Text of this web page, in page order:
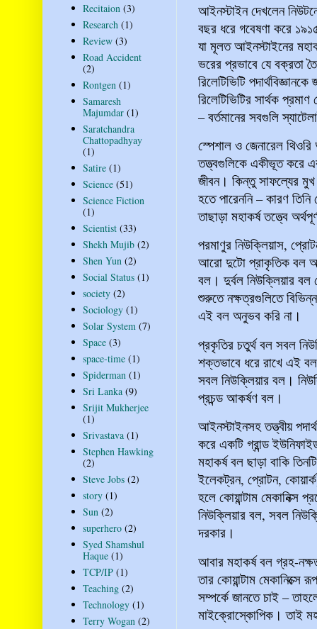
আইনস্টাইন দেখলেন
বছর ধরে গবেষণা করে
যা মূলত আইনস্টাইনের
ভরের প্রভাবে যে বক্রতা
রিলেটিভিটি
রিলেটিভিটির সার্থক
– বর্তমানের সবগুলি
স্পেশাল ও জেনারেল
তত্ত্বগুলিকে একীভূত করে
জীবন। কিন্তু সাফল্যের মুখ
হতে পারেননি – কারণ তিনি
তাছাড়া মহাকর্ষ তত্ত্বে
পরমাণুর নিউক্লিয়াস,
আরো দুটো প্রাকৃতিক বল
বল। দুর্বল নিউক্লিয়ার বল
শুরুতে নক্ষত্রগুলিতে
এই বল অনুভব করি না।
প্রকৃতির চতুর্থ বল সবল
শক্তভাবে ধরে রাখে এই
সবল নিউক্লিয়ার বল।
প্রচন্ড আকর্ষণ বল।
আইনস্টাইনসহ তত্ত্বীয়
করে একটি গ্রান্ড
মহাকর্ষ বল ছাড়া বাকি
ইলেকট্রন, প্রোটন,
হলে কোয়ান্টাম
নিউক্লিয়ার বল, সবল
দরকার।
আবার মহাকর্ষ বল গ্রহ-
তার কোয়ান্টাম
সম্পর্কে জানতে চাই –
মাইক্রোস্কোপিক। তাই
Recitaion (3)
Research (1)
Review (3)
Road Accident
(2)
Rontgen (1)
Samaresh
Majumdar (1)
Saratchandra
Chattopadhyay
(1)
Satire (1)
Science (51)
Science Fiction
(1)
Scientist (33)
Shekh Mujib (2)
Shen Yun (2)
Social Status (1)
society (2)
Sociology (1)
Solar System (7)
Space (3)
space-time (1)
Spiderman (1)
Sri Lanka (9)
Srijit Mukherjee
(1)
Srivastava (1)
Stephen Hawking
(2)
Steve Jobs (2)
story (1)
Sun (2)
superhero (2)
Syed Shamshul
Haque (1)
TCP/IP (1)
Teaching (2)
Technology (1)
Terry Wogan (2)